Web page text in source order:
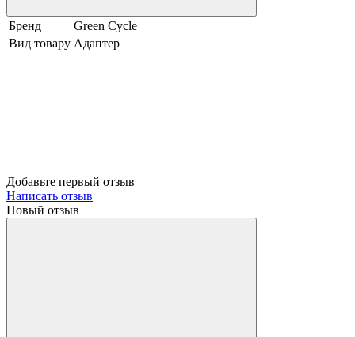
Бренд
Green Cycle
Вид товару Адаптер
Добавьте первый отзыв
Написать отзыв
Новый отзыв